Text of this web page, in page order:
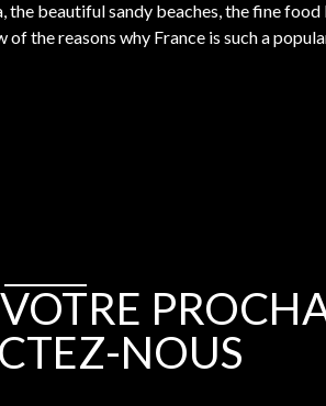
beautiful sandy beaches, the fine
the reasons why France is such a
NOUS